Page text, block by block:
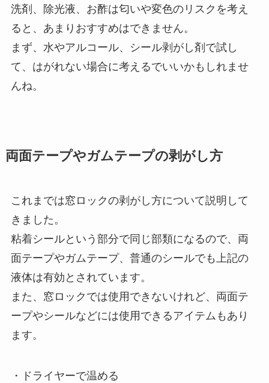
洗剤、除光液、お酢は匂いや変色のリスクを考え
ると、あまりおすすめはできません。
まず、水やアルコール、シール剥がし剤で試し
て、はがれない場合に考えるでいいかもしれませ
んね。
両面テープやガムテープの剥がし方
これまでは窓ロックの剥がし方について説明して
きました。
粘着シールという部分で同じ部類になるので、両
面テープやガムテープ、普通のシールでも上記の
液体は有効とされています。
また、窓ロックでは使用できないけれど、両面テ
ープやシールなどには使用できるアイテムもあり
ます。
・ドライヤーで温める